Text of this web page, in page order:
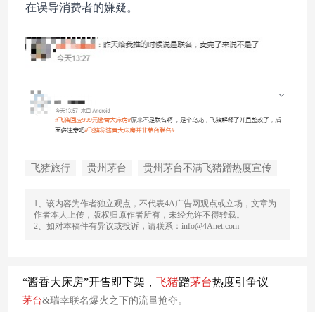
在误导消费者的嫌疑。
飞猪旅行 贵州茅台 贵州茅台不满飞猪蹭热度宣传
1、该内容为作者独立观点，不代表4A广告网观点或立场，文章为
作者本人上传，版权归原作者所有，未经允许不得转载。
2、如对本稿件有异议或投诉，请联系：info@4Anet.com
“酱香大床房”开售即下架， 飞猪蹭茅台热度引争议
茅台&瑞幸联名爆火之下的流量抢夺。